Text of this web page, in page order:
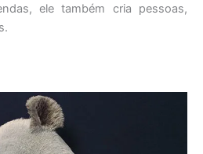
ele também cria pessoas,